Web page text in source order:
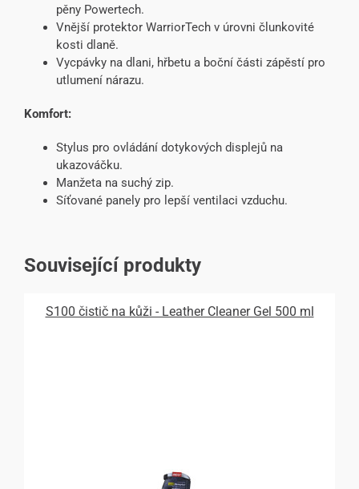
pěny Powertech.
Vnější protektor WarriorTech v úrovni člunkovité
kosti dlaně.
Vycpávky na dlani, hřbetu a boční části zápěstí pro
utlumení nárazu.
Komfort:
Stylus pro ovládání dotykových displejů na
ukazováčku.
Manžeta na suchý zip.
Síťované panely pro lepší ventilaci vzduchu.
Související produkty
S100 čistič na kůži - Leather Cleaner Gel 500 ml